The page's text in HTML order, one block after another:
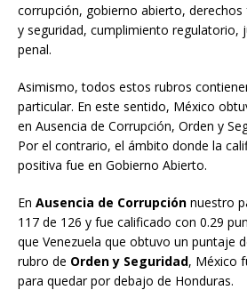
corrupción, gobierno abierto,
y seguridad, cumplimiento regulatorio,
penal.
Asimismo, todos estos rubros
particular. En este sentido, México
en Ausencia de Corrupción, Orden y
Por el contrario, el ámbito donde la
positiva fue en Gobierno Abierto.
En Ausencia de Corrupción nuestro
117 de 126 y fue calificado con 0.29
que Venezuela que obtuvo un puntaje
rubro de Orden y Seguridad, México
para quedar por debajo de Honduras.